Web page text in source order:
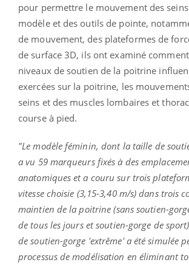
pour permettre le mouvement des
modèle et des outils de pointe,
de mouvement, des plateformes de
de surface 3D, ils ont examiné
niveaux de soutien de la poitrine
exercées sur la poitrine, les
seins et des muscles lombaires et
course à pied.
"Le modèle féminin, dont la taille de
a vu 59 marqueurs fixés à des
anatomiques et a couru sur trois
vitesse choisie (3,15-3,40 m/s) dans trois
maintien de la poitrine (sans soutien-
de tous les jours et soutien-gorge de
de soutien-gorge 'extrême' a été simulée
processus de modélisation en éliminant